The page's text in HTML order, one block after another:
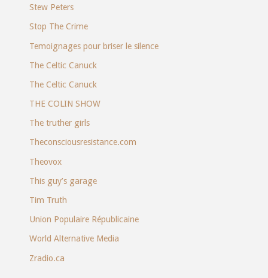
Stew Peters
Stop The Crime
Temoignages pour briser le silence
The Celtic Canuck
The Celtic Canuck
THE COLIN SHOW
The truther girls
Theconsciousresistance.com
Theovox
This guy’s garage
Tim Truth
Union Populaire Républicaine
World Alternative Media
Zradio.ca